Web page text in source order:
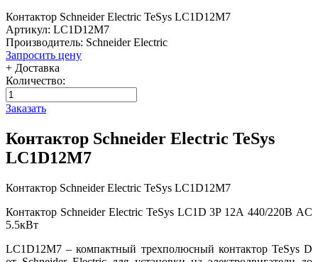
Контактор Schneider Electric TeSys LC1D12M7
Артикул: LC1D12M7
Производитель: Schneider Electric
Запросить цену
+ Доставка
Количество:
Заказать
Контактор Schneider Electric TeSys
LC1D12M7
Контактор Schneider Electric TeSys LC1D12M7
Контактор Schneider Electric TeSys LC1D 3P 12А 440/220В AC
5.5кВт
LC1D12M7 – компактный трехполюсный контактор TeSys D